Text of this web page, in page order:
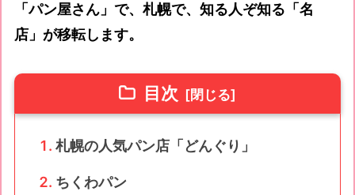
「パン屋さん」で、札幌で、知る人ぞ知る「名
店」が移転します。
目次
札幌の人気パン店「どんぐり」
ちくわパン